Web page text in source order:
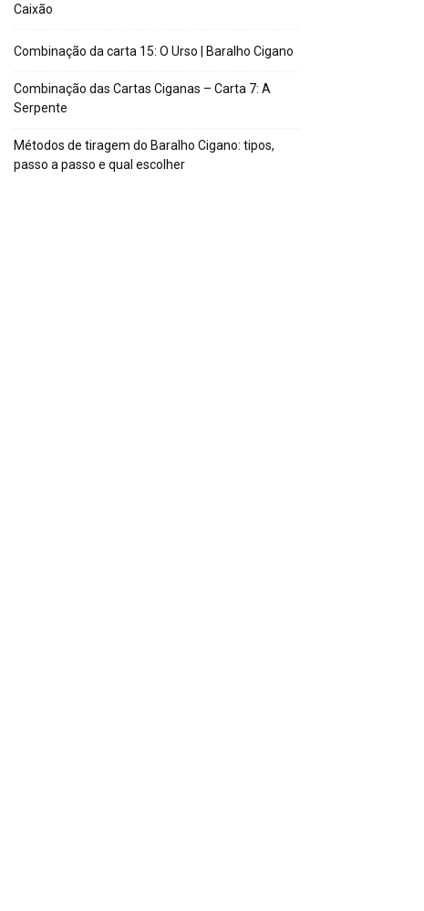
Caixão
Combinação da carta 15: O Urso | Baralho Cigano
Combinação das Cartas Ciganas – Carta 7: A
Serpente
Métodos de tiragem do Baralho Cigano: tipos,
passo a passo e qual escolher